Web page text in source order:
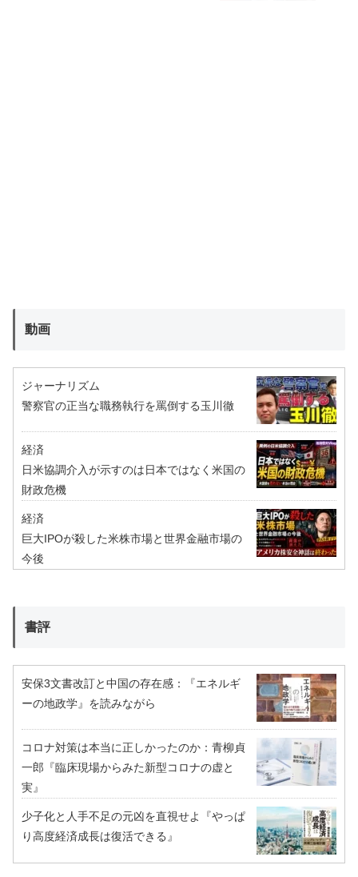
動画
ジャーナリズム
警察官の正当な職務執行を罵倒する玉川徹
経済
日米協調介入が示すのは日本ではなく米国の
財政危機
経済
巨大IPOが殺した米株市場と世界金融市場の
今後
書評
安保3文書改訂と中国の存在感：『エネルギ
ーの地政学』を読みながら
コロナ対策は本当に正しかったのか：青柳貞
一郎『臨床現場からみた新型コロナの虚と
実』
少子化と人手不足の元凶を直視せよ『やっぱ
り高度経済成長は復活できる』